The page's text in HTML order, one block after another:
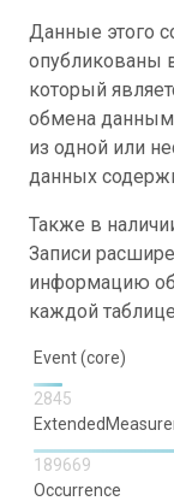
Данные этого
опубликованы
который
обмена
из одной или
данных
Также в
Записи
информацию об
каждой
Event (core)
2845
189669
Occurrence